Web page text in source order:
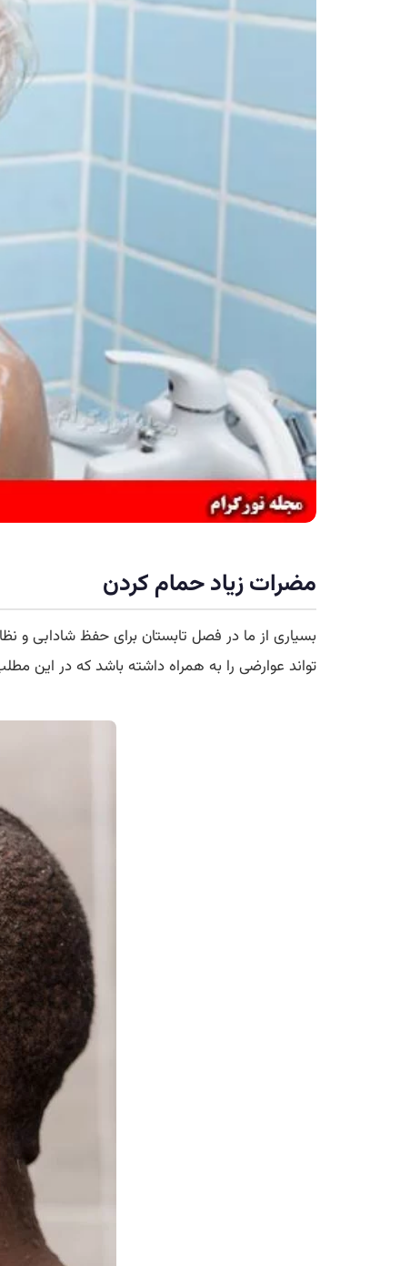
مضرات زیاد حمام کردن
بسیاری از ما در فصل تابستان برای حفظ شادابی و
تواند عوارضی را به همراه داشته باشد که در